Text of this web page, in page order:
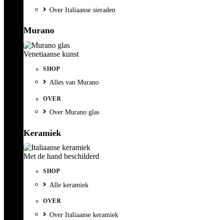
Over Italiaanse sieraden
Murano
Venetiaanse kunst
SHOP
Alles van Murano
OVER
Over Murano glas
Keramiek
Met de hand beschilderd
SHOP
Alle keramiek
OVER
Over Italiaanse keramiek